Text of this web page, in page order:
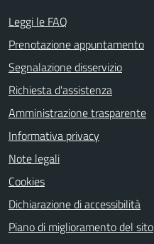
Leggi le FAQ
Prenotazione appuntamento
Segnalazione disservizio
Richiesta d'assistenza
Amministrazione trasparente
Informativa privacy
Note legali
Cookies
Dichiarazione di accessibilità
Piano di miglioramento del sito